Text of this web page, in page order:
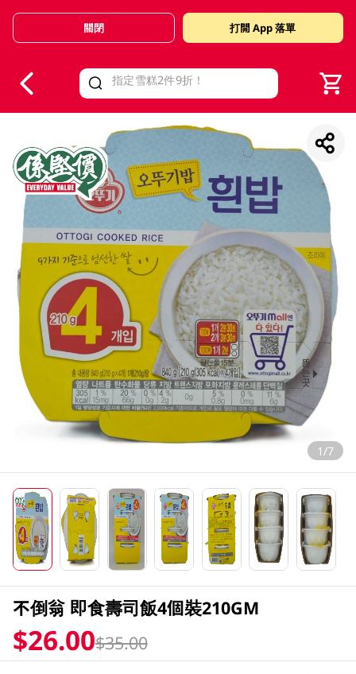
Valid Until 30 June 2026
關閉 打開 App 落單
1/7
不倒翁 即食壽司飯4個裝210GM
$26.00$35.00